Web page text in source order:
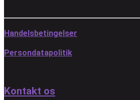
Handelsbetingelser
Persondatapolitik
Kontakt os